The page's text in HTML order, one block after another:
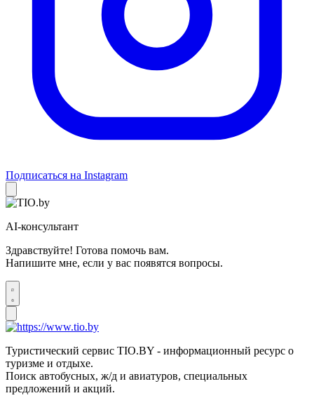
Подписаться на Instagram
AI-консультант
Здравствуйте! Готова помочь вам.
Напишите мне, если у вас появятся вопросы.
Туристический сервис TIO.BY - информационный ресурс о
туризме и отдыхе.
Поиск автобусных, ж/д и авиатуров, специальных
предложений и акций.